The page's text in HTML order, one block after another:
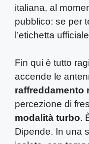
italiana, al
pubblico: se per
l’etichetta
Fin qui è tutto
accende le
raffreddamento
percezione di
modalità turbo.
Dipende. In una